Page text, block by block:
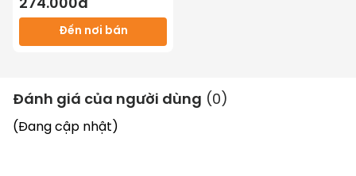
Trang bị khay đựng hộp sữa chua
274.000đ
Đến nơi bán
Đánh giá của người dùng (0 )
(Đang cập nhật)